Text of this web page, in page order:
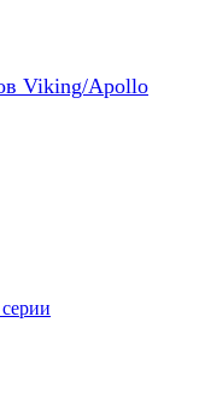
Viking/Apollo